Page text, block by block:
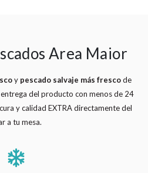
Area Maior
y pescado salvaje más frescode
del producto con menos de 24
y calidad EXTRA directamente del
a tu mesa.